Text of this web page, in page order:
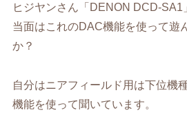
ヒジヤンさん「DENON DCD-
当面はこれのDAC機能を使って遊
か？
自分はニアフィールド用は下位機
機能を使って聞いています。